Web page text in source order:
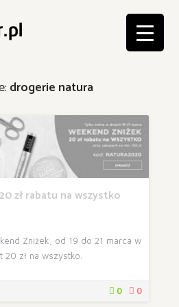
drogerie natura
zł rabatu na wszystko
Zniżek, od 19 do 21 marca w
20 zł na wszystko.
0 0